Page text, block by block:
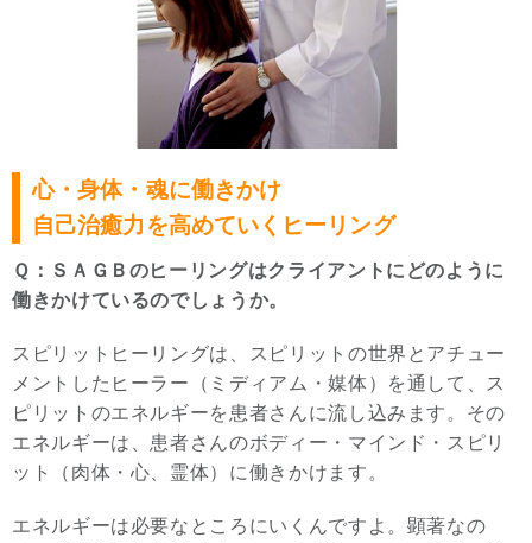
心・身体・魂に働きかけ
自己治癒力を高めていくヒーリング
Ｑ：ＳＡＧＢのヒーリングはクライアントにどのように
働きかけているのでしょうか。
スピリットヒーリングは、スピリットの世界とアチュー
メントしたヒーラー（ミディアム・媒体）を通して、ス
ピリットのエネルギーを患者さんに流し込みます。その
エネルギーは、患者さんのボディー・マインド・スピリ
ット（肉体・心、霊体）に働きかけます。
エネルギーは必要なところにいくんですよ。顕著なの